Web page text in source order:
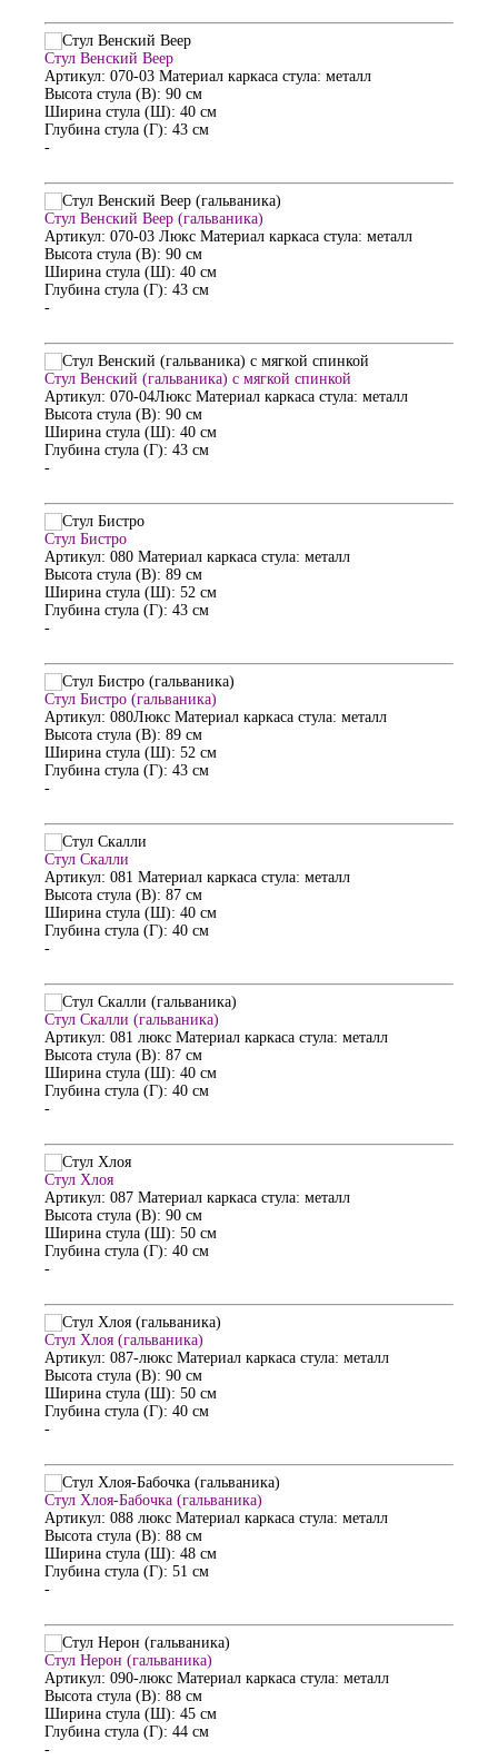
Стул Венский Веер
Артикул: 070-03 Материал каркаса стула: металл
Высота стула (В): 90 см
Ширина стула (Ш): 40 см
Глубина стула (Г): 43 см
-
Стул Венский Веер (гальваника)
Артикул: 070-03 Люкс Материал каркаса стула: металл
Высота стула (В): 90 см
Ширина стула (Ш): 40 см
Глубина стула (Г): 43 см
-
Стул Венский (гальваника) с мягкой спинкой
Артикул: 070-04Люкс Материал каркаса стула: металл
Высота стула (В): 90 см
Ширина стула (Ш): 40 см
Глубина стула (Г): 43 см
-
Стул Бистро
Артикул: 080 Материал каркаса стула: металл
Высота стула (В): 89 см
Ширина стула (Ш): 52 см
Глубина стула (Г): 43 см
-
Стул Бистро (гальваника)
Артикул: 080Люкс Материал каркаса стула: металл
Высота стула (В): 89 см
Ширина стула (Ш): 52 см
Глубина стула (Г): 43 см
-
Стул Скалли
Артикул: 081 Материал каркаса стула: металл
Высота стула (В): 87 см
Ширина стула (Ш): 40 см
Глубина стула (Г): 40 см
-
Стул Скалли (гальваника)
Артикул: 081 люкс Материал каркаса стула: металл
Высота стула (В): 87 см
Ширина стула (Ш): 40 см
Глубина стула (Г): 40 см
-
Стул Хлоя
Артикул: 087 Материал каркаса стула: металл
Высота стула (В): 90 см
Ширина стула (Ш): 50 см
Глубина стула (Г): 40 см
-
Стул Хлоя (гальваника)
Артикул: 087-люкс Материал каркаса стула: металл
Высота стула (В): 90 см
Ширина стула (Ш): 50 см
Глубина стула (Г): 40 см
-
Стул Хлоя-Бабочка (гальваника)
Артикул: 088 люкс Материал каркаса стула: металл
Высота стула (В): 88 см
Ширина стула (Ш): 48 см
Глубина стула (Г): 51 см
-
Стул Нерон (гальваника)
Артикул: 090-люкс Материал каркаса стула: металл
Высота стула (В): 88 см
Ширина стула (Ш): 45 см
Глубина стула (Г): 44 см
-